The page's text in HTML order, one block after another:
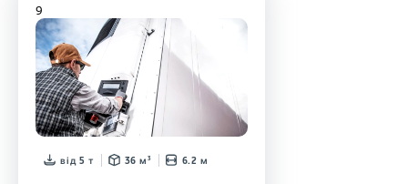
9
від 5 т 36 м³ 6.2 м